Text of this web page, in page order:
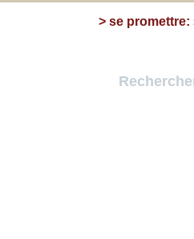
> se promettre: